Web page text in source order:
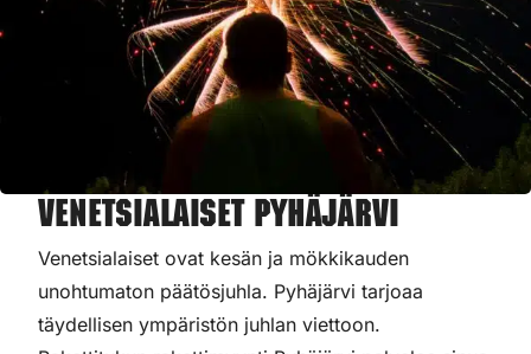
Venetsialaiset Pyhäjärvi
Venetsialaiset ovat kesän ja mökkikauden
unohtumaton päätösjuhla. Pyhäjärvi tarjoaa
täydellisen ympäristön juhlan viettoon.